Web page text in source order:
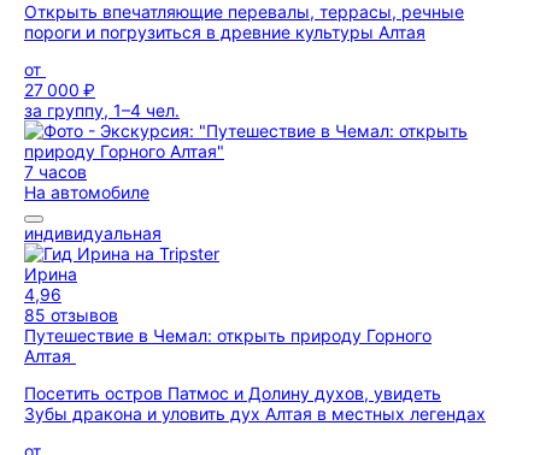
Открыть впечатляющие перевалы, террасы, речные
пороги и погрузиться в древние культуры Алтая
от
27 000 ₽
за группу, 1–4 чел.
7 часов
На автомобиле
индивидуальная
Ирина
4,96
85 отзывов
Путешествие в Чемал: открыть природу Горного
Алтая
Посетить остров Патмос и Долину духов, увидеть
Зубы дракона и уловить дух Алтая в местных легендах
от